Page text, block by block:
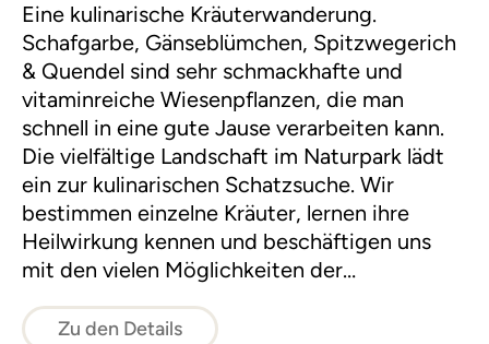
Eine kulinarische Kräuterwanderung.
Schafgarbe, Gänseblümchen, Spitzwegerich
& Quendel sind sehr schmackhafte und
vitaminreiche Wiesenpflanzen, die man
schnell in eine gute Jause verarbeiten kann.
Die vielfältige Landschaft im Naturpark lädt
ein zur kulinarischen Schatzsuche. Wir
bestimmen einzelne Kräuter, lernen ihre
Heilwirkung kennen und beschäftigen uns
mit den vielen Möglichkeiten der
Zu den Details